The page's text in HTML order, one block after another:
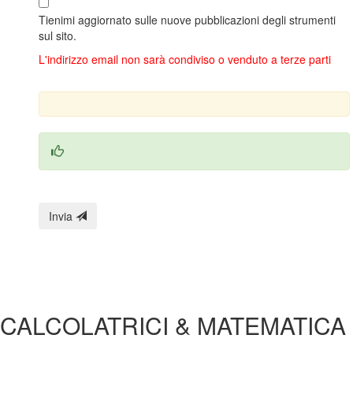
Tienimi aggiornato sulle nuove pubblicazioni degli strumenti
sul sito.
L'indirizzo email non sarà condiviso o venduto a terze parti
Invia
CALCOLATRICI & MATEMATICA